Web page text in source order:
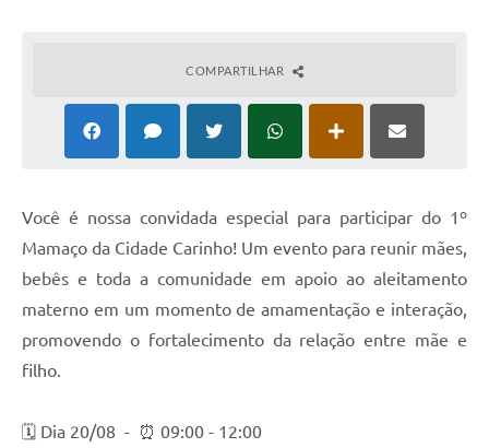
COMPARTILHAR
Você é nossa convidada especial para participar do 1º
Mamaço da Cidade Carinho! Um evento para reunir mães,
bebês e toda a comunidade em apoio ao aleitamento
materno em um momento de amamentação e interação,
promovendo o fortalecimento da relação entre mãe e
filho.
🗓️ Dia 20/08 - ⏰ 09:00 - 12:00